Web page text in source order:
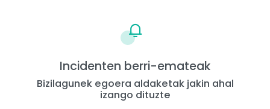
Incidenten berri-emateak
Bizilagunek egoera aldaketak jakin ahal
izango dituzte